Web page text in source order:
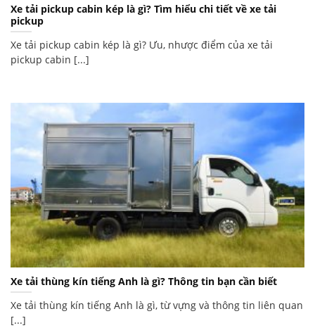
Xe tải pickup cabin kép là gì? Tìm hiểu chi tiết về xe tải
pickup
Xe tải pickup cabin kép là gì? Ưu, nhược điểm của xe tải
pickup cabin [...]
Xe tải thùng kín tiếng Anh là gì? Thông tin bạn cần biết
Xe tải thùng kín tiếng Anh là gì, từ vựng và thông tin liên quan
[...]